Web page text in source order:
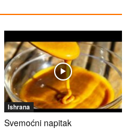
Ishrana
Svemoćni napitak